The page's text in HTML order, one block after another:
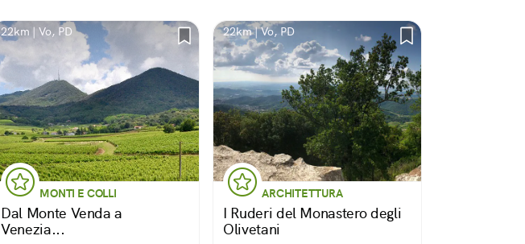
22km | Vo, PD
MONTI E COLLI
Dal Monte Venda a
Venezia...
22km | Vo, PD
ARCHITETTURA
I Ruderi del Monastero degli
Olivetani